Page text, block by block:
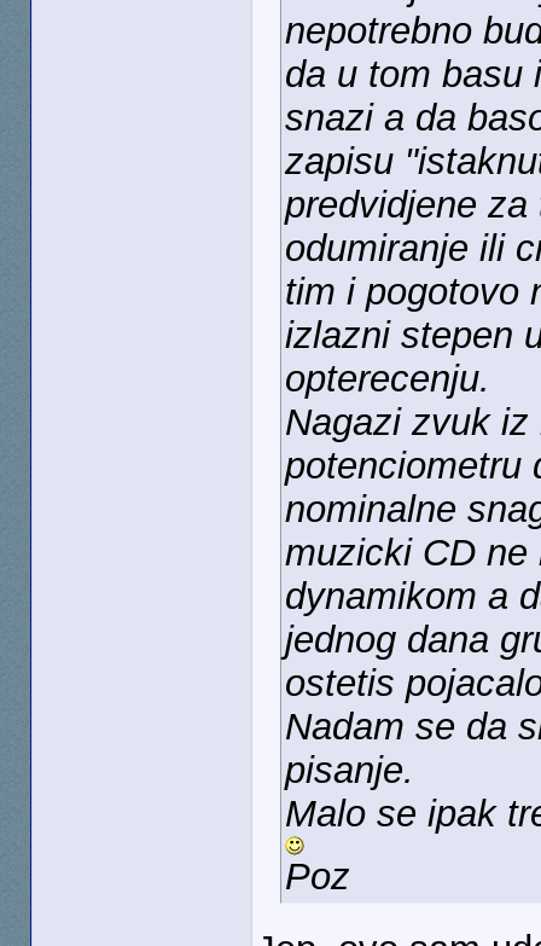
nepotrebno
da u tom basu
snazi a da
zapisu
predvidjene
odumiranje ili
tim i pogotovo
izlazni stepen
opterecenju.
Nagazi zvuk
potenciometru
nominalne
muzicki CD ne
dynamikom a
jednog dana
ostetis
Nadam se da
pisanje.
Malo se ipak
Poz